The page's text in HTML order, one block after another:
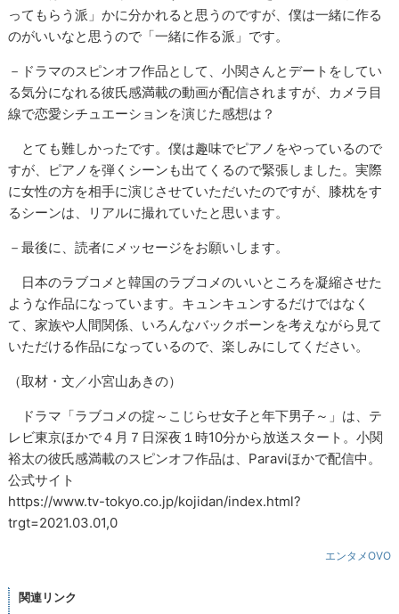
ってもらう派」かに分かれると思うのですが、僕は一緒に作る
のがいいなと思うので「一緒に作る派」です。
－ドラマのスピンオフ作品として、小関さんとデートをしてい
る気分になれる彼氏感満載の動画が配信されますが、カメラ目
線で恋愛シチュエーションを演じた感想は？
とても難しかったです。僕は趣味でピアノをやっているので
すが、ピアノを弾くシーンも出てくるので緊張しました。実際
に女性の方を相手に演じさせていただいたのですが、膝枕をす
るシーンは、リアルに撮れていたと思います。
－最後に、読者にメッセージをお願いします。
日本のラブコメと韓国のラブコメのいいところを凝縮させた
ような作品になっています。キュンキュンするだけではなく
て、家族や人間関係、いろんなバックボーンを考えながら見て
いただける作品になっているので、楽しみにしてください。
（取材・文／小宮山あきの）
ドラマ「ラブコメの掟～こじらせ女子と年下男子～」は、テ
レビ東京ほかで４月７日深夜１時10分から放送スタート。小関
裕太の彼氏感満載のスピンオフ作品は、Paraviほかで配信中。
公式サイト
https://www.tv-tokyo.co.jp/kojidan/index.html?
trgt=2021.03.01,0
エンタメOVO
関連リンク